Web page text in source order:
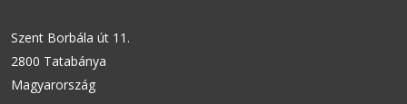
Szent Borbála út 11.
2800 Tatabánya
Magyarország